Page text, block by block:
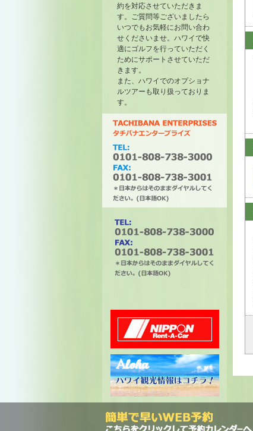
約を対応させていただきま
す。ご質問等ございましたら
いつでもお気軽にお問い合わ
せくださいませ。ハワイで快
適にゴルフを行っていただく
ためにサポートさせていただ
きます。
また、ハワイでのオプショナ
ルツアーも取り扱っておりま
す。
タチバナエンタープライズ
ださい。(日本語OK)
ニッポンレンタカー
ハワイ州観光局